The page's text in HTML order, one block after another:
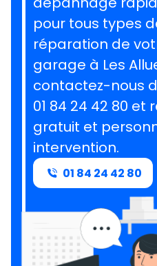
pour tous types
réparation de
garage à Les
contactez-nous
01 84 24 42 80 et
gratuit et
intervention.
01 84 24 42 80